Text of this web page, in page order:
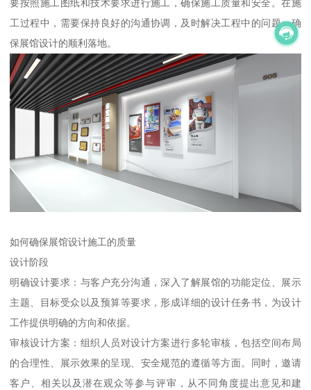
要按照施工图纸和技术要求进行施工，确保施工质量和安全。在施
工过程中，需要保持良好的沟通协调，及时解决工程中的问题，确
保展馆设计的顺利落地。
如何确保展馆设计施工的质量
设计阶段
明确设计要求：与客户充分沟通，深入了解展馆的功能定位、展示
主题、目标受众以及预算等要求，形成详细的设计任务书，为设计
工作提供明确的方向和依据。
审核设计方案：组织人员对设计方案进行多轮审核，包括空间布局
的合理性、展示效果的呈现、安全规范的遵循等方面。同时，邀请
客户、相关以及潜在观众等参与评审，从不同角度提出意见和建